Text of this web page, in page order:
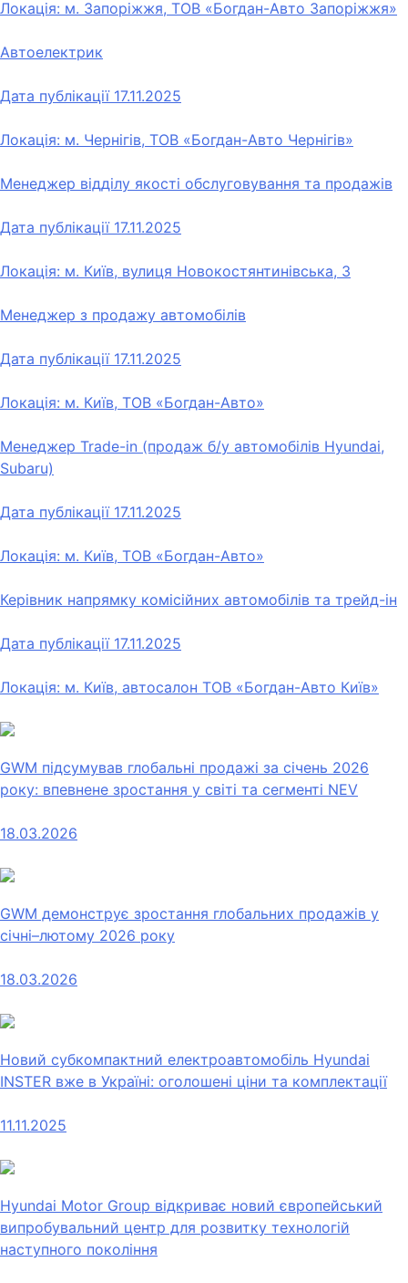
Локація: м. Запоріжжя, ТОВ «Богдан-Авто Запоріжжя»
Автоелектрик
Дата публікації 17.11.2025
Локація: м. Чернігів, ТОВ «Богдан-Авто Чернігів»
Менеджер відділу якості обслуговування та продажів
Дата публікації 17.11.2025
Локація: м. Київ, вулиця Новокостянтинівська, 3
Менеджер з продажу автомобілів
Дата публікації 17.11.2025
Локація: м. Київ, ТОВ «Богдан-Авто»
Менеджер Trade-in (продаж б/у автомобілів Hyundai,
Subaru)
Дата публікації 17.11.2025
Локація: м. Київ, ТОВ «Богдан-Авто»
Керівник напрямку комісійних автомобілів та трейд-ін
Дата публікації 17.11.2025
Локація: м. Київ, автосалон ТОВ «Богдан-Авто Київ»
GWM підсумував глобальні продажі за січень 2026
року: впевнене зростання у світі та сегменті NEV
18.03.2026
GWM демонструє зростання глобальних продажів у
січні–лютому 2026 року
18.03.2026
Новий субкомпактний електроавтомобіль Hyundai
INSTER вже в Україні: оголошені ціни та комплектації
11.11.2025
Hyundai Motor Group відкриває новий європейський
випробувальний центр для розвитку технологій
наступного покоління